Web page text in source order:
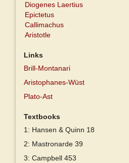
Diogenes Laertius
Epictetus
Callimachus
Aristotle
Links
Brill-Montanari
Aristophanes-Wüst
Plato-Ast
Textbooks
1: Hansen & Quinn 18
2: Mastronarde 39
3: Campbell 453